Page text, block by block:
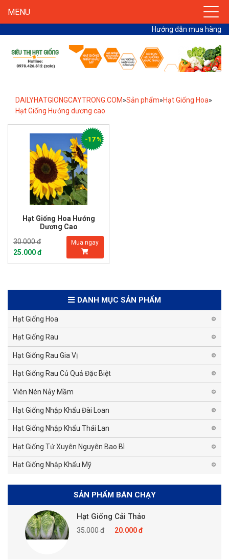
MENU
Hướng dẫn mua hàng
DAILYHATGIONGCAYTRONG.COM»Sản phẩm»Hạt Giống Hoa»
Hạt Giống Hướng dương cao
Hạt Giống Hoa Hướng
Dương Cao
30.000 đ
25.000 đ
Mua ngay
-17 %
DANH MỤC SẢN PHẨM
Hạt Giống Hoa
Hạt Giống Rau
Hạt Giống Rau Gia Vị
Hạt Giống Rau Củ Quả Đặc Biệt
Viên Nén Nảy Mầm
Hạt Giống Nhập Khẩu Đài Loan
Hạt Giống Nhập Khẩu Thái Lan
Hạt Giống Tứ Xuyên Nguyên Bao Bì
Hạt Giống Nhập Khẩu Mỹ
SẢN PHẨM BÁN CHẠY
Hạt Giống Cải Thảo
35.000 đ 20.000 đ